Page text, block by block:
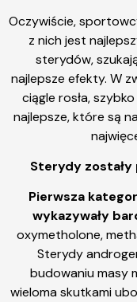
Oczywiście,
z nich jest
sterydów,
najlepsze efekty. W
ciągle rosła,
najlepsze, które są
Sterydy
Pierwsza
wykazywały
oxymetholone,
Sterydy
budowaniu masy
wieloma skutkami